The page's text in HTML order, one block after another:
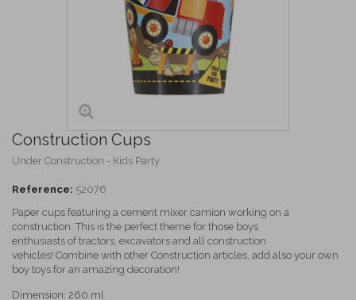
Construction Cups
Under Construction - Kids Party
Reference: 52076
Paper cups featuring a cement mixer camion working on a
construction. This is the perfect theme for those boys
enthusiasts of tractors, excavators and all construction
vehicles! Combine with other Construction articles, add also your own
boy toys for an amazing decoration!
Dimension: 260 ml